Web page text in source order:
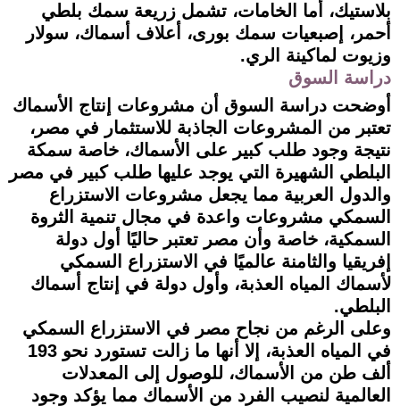
بلاستيك، أما الخامات، تشمل زريعة سمك بلطي
أحمر، إصبعيات سمك بورى، أعلاف أسماك، سولار
وزيوت لماكينة الري.
دراسة السوق
أوضحت دراسة السوق أن مشروعات إنتاج الأسماك
تعتبر من المشروعات الجاذبة للاستثمار في مصر،
نتيجة وجود طلب كبير على الأسماك، خاصة سمكة
البلطي الشهيرة التي يوجد عليها طلب كبير في مصر
والدول العربية مما يجعل مشروعات الاستزراع
السمكي مشروعات واعدة في مجال تنمية الثروة
السمكية، خاصة وأن مصر تعتبر حاليًا أول دولة
إفريقيا والثامنة عالميًا في الاستزراع السمكي
لأسماك المياه العذبة، وأول دولة في إنتاج أسماك
البلطي.
وعلى الرغم من نجاح مصر في الاستزراع السمكي
في المياه العذبة، إلا أنها ما زالت تستورد نحو 193
ألف طن من الأسماك، للوصول إلى المعدلات
العالمية لنصيب الفرد من الأسماك مما يؤكد وجود